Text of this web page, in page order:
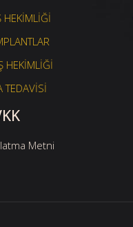
HEKİMLİĞİ
HEKİMLİĞİ
TEDAVİSİ
Metni